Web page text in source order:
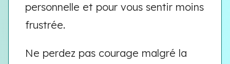
personnelle et pour vous sentir moins
frustrée.
Ne perdez pas courage malgré la